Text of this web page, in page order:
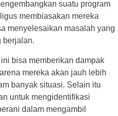
suatu program
membiasakan mereka
menyelesaikan masalah yang
berjalan.
ini bisa memberikan dampak
mereka akan jauh lebih
banyak situasi. Selain itu
untuk mengidentifikasi
dalam mengambil